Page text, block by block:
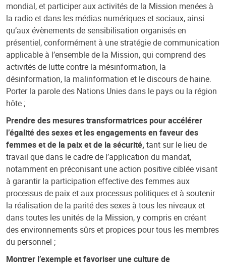
mondial, et participer aux activités de la Mission menées à
la radio et dans les médias numériques et sociaux, ainsi
qu’aux évènements de sensibilisation organisés en
présentiel, conformément à une stratégie de communication
applicable à l’ensemble de la Mission, qui comprend des
activités de lutte contre la mésinformation, la
désinformation, la malinformation et le discours de haine.
Porter la parole des Nations Unies dans le pays ou la région
hôte ;
Prendre des mesures transformatrices pour accélérer
l’égalité des sexes et les engagements en faveur des
femmes et de la paix et de la sécurité, tant sur le lieu de
travail que dans le cadre de l’application du mandat,
notamment en préconisant une action positive ciblée visant
à garantir la participation effective des femmes aux
processus de paix et aux processus politiques et à soutenir
la réalisation de la parité des sexes à tous les niveaux et
dans toutes les unités de la Mission, y compris en créant
des environnements sûrs et propices pour tous les membres
du personnel ;
Montrer l’exemple et favoriser une culture de